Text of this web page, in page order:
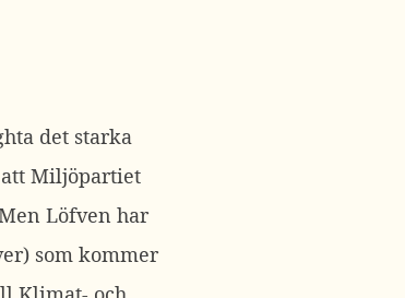
det starka
Miljöpartiet
Löfven har
som kommer